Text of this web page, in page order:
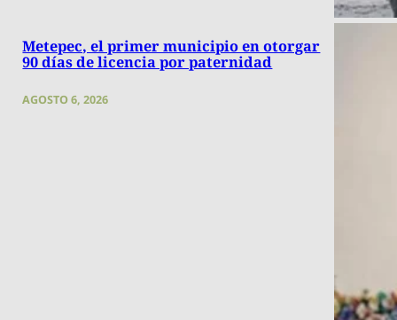
Metepec, el primer municipio en otorgar
90 días de licencia por paternidad
AGOSTO 6, 2026